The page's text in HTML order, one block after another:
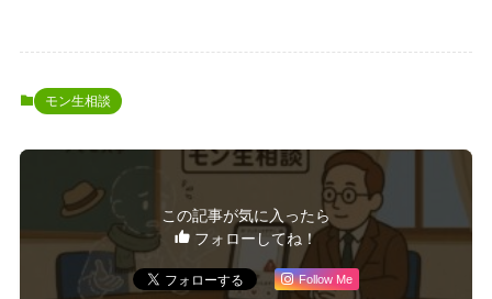
モン生相談
この記事が気に入ったら
フォローしてね！
Follow Me